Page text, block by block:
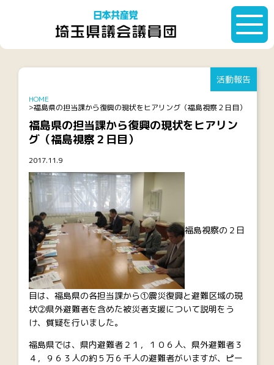
HOME
福島県の担当課から復興の現状をヒアリング（福島視察２日目）
福島県の担当課から復興の現状をヒアリン
グ（福島視察２日目）
2017.11.9
活動報告
福島視察の２日
目は、福島県の各担当課から①震災復興と避難区域の現
状②県外避難者を含めた被災者支援について説明をう
け、質疑を行いました。
福島県では、県内避難者２１，１０６人、県外避難者３
４，９６３人の約５万６千人の避難者がいますが、ピー